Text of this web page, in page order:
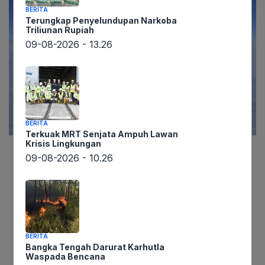
Lintaswarta.co.id – Ketegangan di kawasan Asia
meningkat tajam setelah jet tempur Jepang
mencegat sejumlah pesawat militer Rusia,
termasuk pesawat pengebom strategis
berkemampuan nuklir, yang mendekati wilayah
udaranya. Insiden ini memicu kekhawatiran akan
potensi eskalasi di tengah situasi geopolitik yang
BERITA
Terungkap Penyelundupan Narkoba
Triliunan Rupiah
09-08-2026 - 13.26
BERITA
Terkuak MRT Senjata Ampuh Lawan
Krisis Lingkungan
09-08-2026 - 10.26
BERITA
Bangka Tengah Darurat Karhutla
Waspada Bencana